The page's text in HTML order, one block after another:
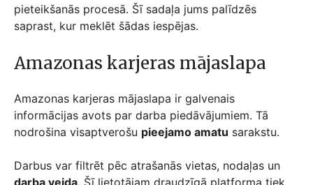
pieteikšanās procesā. Šī sadaļa jums palīdzēs
saprast, kur meklēt šādas iespējas.
Amazonas karjeras mājaslapa
Amazonas karjeras mājaslapa ir galvenais
informācijas avots par darba piedāvājumiem. Tā
nodrošina visaptverošu pieejamo amatu sarakstu.
Darbus var filtrēt pēc atrašanās vietas, nodaļas un
darba veida. Šī lietotājam draudzīgā platforma tiek